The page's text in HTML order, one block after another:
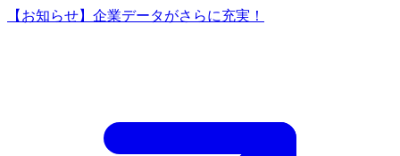
【お知らせ】企業データがさらに充実！